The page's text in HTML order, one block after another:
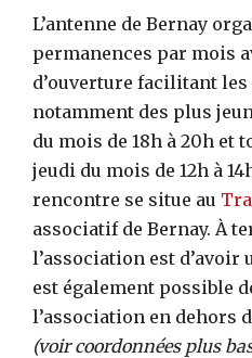
L’antenne de Bernay
permanences par mois
d’ouverture facilitant
notamment des plus
du mois de 18h à 20h et
jeudi du mois de 12h à
rencontre se situe au
associatif de Bernay. À
l’association est
est également possible
l’association en dehors
(voir coordonnées plus